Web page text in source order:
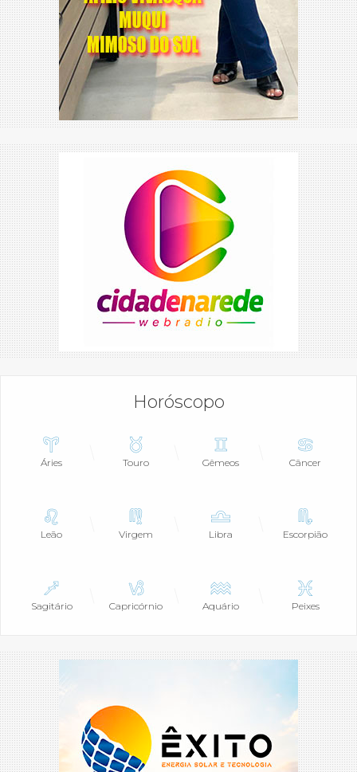
Horóscopo
Áries Touro Gêmeos Câncer
Leão Virgem Libra Escorpião
Sagitário Capricórnio Aquário Peixes